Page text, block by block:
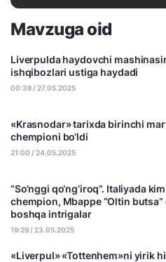
Mavzuga oid
Liverpulda haydovchi
ishqibozlari ustiga haydadi
00:38 / 27.05.2025
«Krasnodar» tarixda birinchi
chempioni bo‘ldi
21:00 / 24.05.2025
“So‘nggi qo‘ng‘iroq”. Italiyada kim
chempion, Mbappe “Oltin
boshqa intrigalar
19:29 / 23.05.2025
«Liverpul» «Tottenhem»ni yirik